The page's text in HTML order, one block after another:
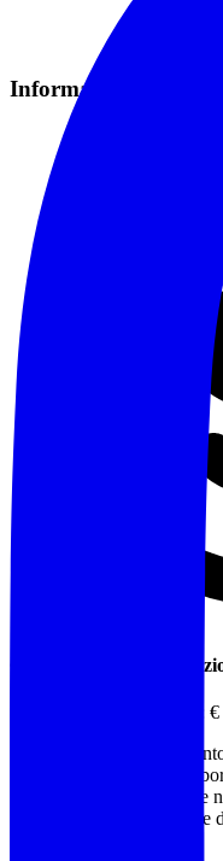
Informazioni sui Costi
Contributo di
€
L'organizzazione
partecipazione, quale
competenza dell'AEV che
diversi livelli di impegno e